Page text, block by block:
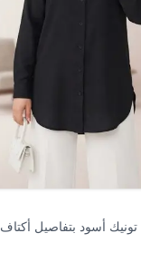
تونيك أسود بتفاصيل أكتاف